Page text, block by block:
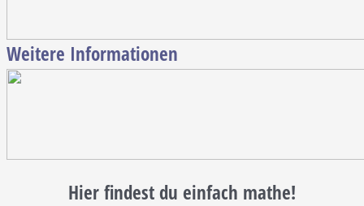
Weitere Informationen
Hier findest du einfach mathe!